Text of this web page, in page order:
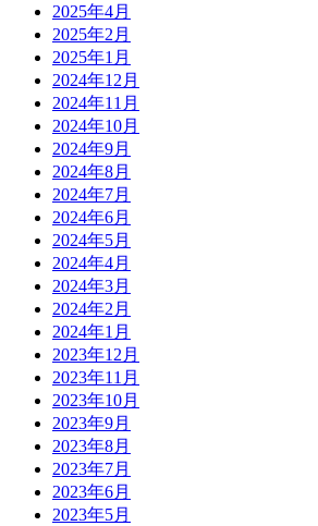
2025年4月
2025年2月
2025年1月
2024年12月
2024年11月
2024年10月
2024年9月
2024年8月
2024年7月
2024年6月
2024年5月
2024年4月
2024年3月
2024年2月
2024年1月
2023年12月
2023年11月
2023年10月
2023年9月
2023年8月
2023年7月
2023年6月
2023年5月